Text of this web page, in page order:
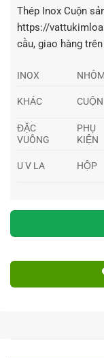
Thép Inox Cuộn
https://
cầu, giao hàng
INOX NHÔM
KHÁC CUỘN
ĐẶC
VUÔNG
PHỤ
KIỆN
U V LA HỘP